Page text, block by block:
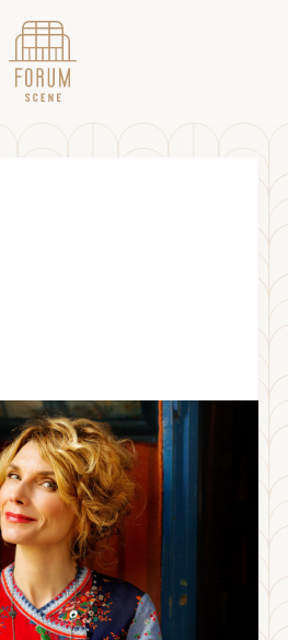
Herborg Kråkevik
2024
18:30
17:30
Forum Scene